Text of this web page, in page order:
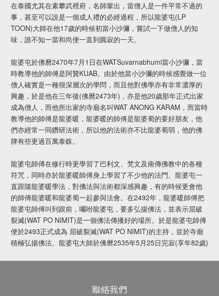
在泰國尤其在素攀武裡府，名師輩出，當僧人是一件平常不過的
事，甚至可以說是一個成人禮的必經過程，所以龍婆屯(LP
TOON)大師在他17歲的時候初當小沙彌，嘗試一下做僧人的知
味，誰不知一當和尚便一直到圓寂的一天。
龍婆屯於佛曆2470年7月1日在WATSuvarnabhumi當小沙彌，當
時教導他的師傅是阿贊KUAB。由於他當小沙彌的時候感覺做一位
僧人確實是一種很深層次的學問，而且他對佛學亦有非常濃厚的
興趣，於是他在三年後(佛曆2473年)，亦是他20歲那年正式出家
成為僧人，而他所出家的寺廟名叫WAT ANONG KARAM，而當時
教導他的師傅是龍婆暖，龍婆暖的師傅是龍婆蜀的要好朋友，他
們亦經常一同鑽研法術，所以他的法術亦不比龍婆蜀弱，他的佛
牌有些更過百萬泰銖。
龍婆屯師傅在修行時更學習了巴利文、梵文及南傳佛教中的各種
符咒，同時亦於龍婆暖師傅身上學習了不少他的法門。龍婆屯一
直跟隨龍婆暖學法，對佛法與法術都深感興趣，有的時候更會他
的師傅龍婆暖和龍婆蜀一起參與法會。在2492年，龍婆暖師傅把
龍婆屯師傅叫到跟前，囑咐龍婆屯，要多弘揚佛法，並表示屈破
裂滅(WAT PO NIMIT)是一個佛法傳播好的場所。於是龍婆屯師傅
便於2493正式成為 屈破裂滅(WAT PO NIMIT)的主持，並於寺廟
積極弘揚佛法。龍婆屯大師於佛曆2535年5月25日完寂(享年82歲)
聯絡我們